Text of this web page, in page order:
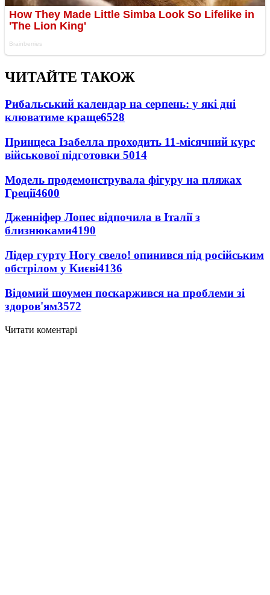
ЧИТАЙТЕ ТАКОЖ
Рибальський календар на серпень: у які дні
клюватиме краще6528
Принцеса Ізабелла проходить 11-місячний курс
військової підготовки 5014
Модель продемонструвала фігуру на пляжах
Греції4600
Дженніфер Лопес відпочила в Італії з
близнюками4190
Лідер гурту Ногу свело! опинився під російським
обстрілом у Києві4136
Відомий шоумен поскаржився на проблеми зі
здоров'ям3572
Читати коментарі